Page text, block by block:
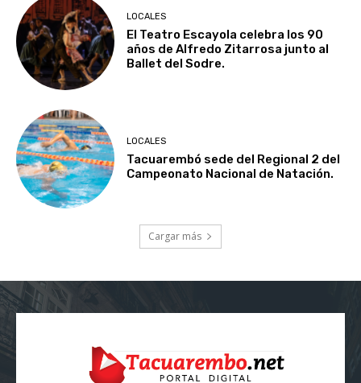
LOCALES
El Teatro Escayola celebra los 90
años de Alfredo Zitarrosa junto al
Ballet del Sodre.
LOCALES
Tacuarembó sede del Regional 2 del
Campeonato Nacional de Natación.
Cargar más